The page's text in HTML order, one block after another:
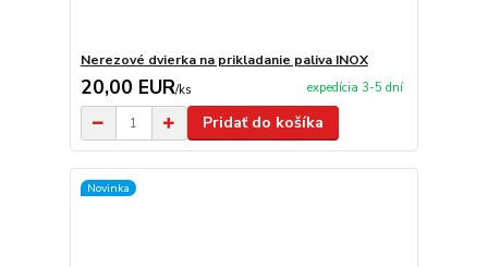
Nerezové dvierka na prikladanie paliva INOX
20,00 EUR/ks expedícia 3-5 dní
Pridať do košíka
Novinka